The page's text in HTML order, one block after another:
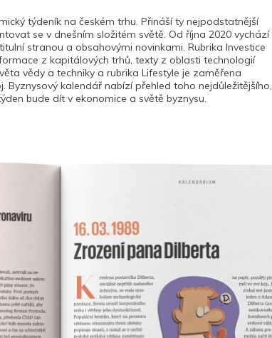
týdeník na českém trhu. Přináší ty nejpodstatnější
se v dnešním složitém světě. Od října 2020 vychází
stranou a obsahovými novinkami. Rubrika Investice
z kapitálových trhů, texty z oblasti technologií
vědy a techniky a rubrika Lifestyle je zaměřena
Byznysový kalendář nabízí přehled toho nejdůležitějšího,
bude dít v ekonomice a světě byznysu.